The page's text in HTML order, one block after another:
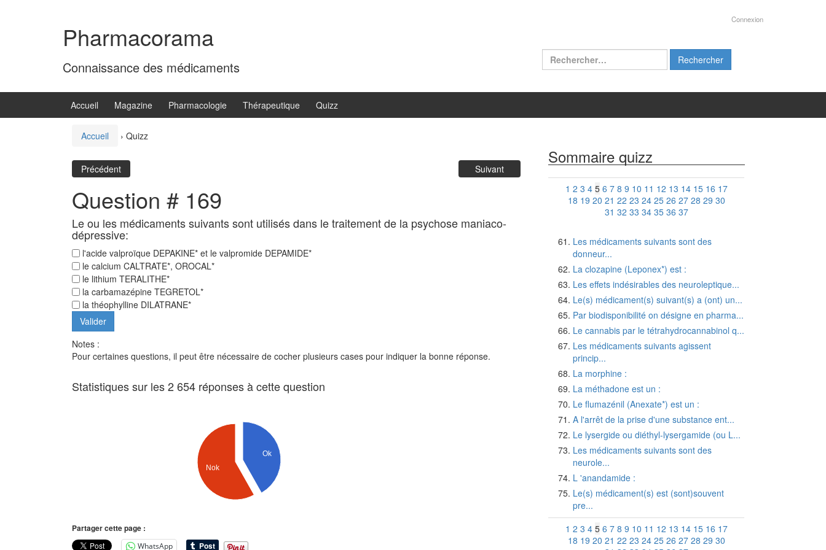
Pharmacorama
Connaissance des médicaments
Connexion
Rechercher :
Accueil Magazine Pharmacologie Thérapeutique Quizz
Accueil › Quizz
Précédent Suivant
Question # 169
Le ou les médicaments suivants sont utilisés dans le traitement de la psychose maniaco-
dépressive:
l'acide valproïque DEPAKINE* et le valpromide DEPAMIDE*
le calcium CALTRATE*, OROCAL*
le lithium TERALITHE*
la carbamazépine TEGRETOL*
la théophylline DILATRANE*
Notes :
Pour certaines questions, il peut être nécessaire de cocher plusieurs cases pour indiquer la bonne réponse.
Statistiques sur les 2 654 réponses à cette question
Ok
Nok
Partager cette page :
WhatsApp
Sommaire quizz
1 2 3 4 5 6 7 8 9 10 11 12 13 14 15 16 17
18 19 20 21 22 23 24 25 26 27 28 29 30
31 32 33 34 35 36 37
Les médicaments suivants sont des
donneur...
La clozapine (Leponex*) est :
Les effets indésirables des neuroleptique...
Le(s) médicament(s) suivant(s) a (ont) un...
Par biodisponibilité on désigne en pharma...
Le cannabis par le tétrahydrocannabinol q...
Les médicaments suivants agissent
princip...
La morphine :
La méthadone est un :
Le flumazénil (Anexate*) est un :
A l'arrêt de la prise d'une substance ent...
Le lysergide ou diéthyl-lysergamide (ou L...
Les médicaments suivants sont des
neurole...
L 'anandamide :
Le(s) médicament(s) est (sont)souvent
pre...
1 2 3 4 5 6 7 8 9 10 11 12 13 14 15 16 17
18 19 20 21 22 23 24 25 26 27 28 29 30